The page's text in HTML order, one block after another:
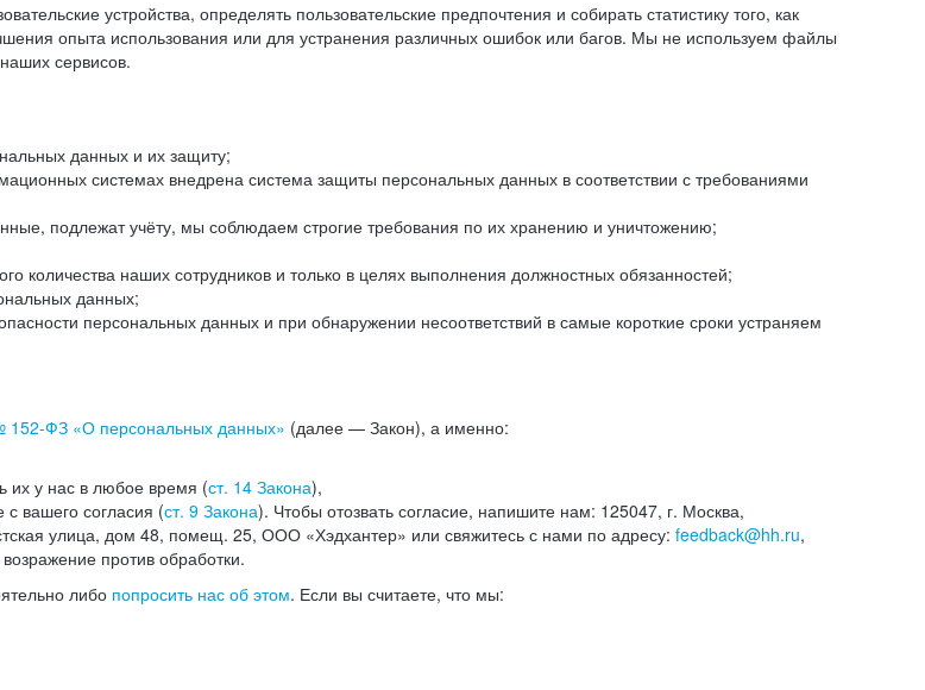
устройства, определять пользовательские предпочтения и собирать статистику того, как
опыта использования или для устранения различных ошибок или багов. Мы не используем файлы
сервисов.
данных и их защиту;
системах внедрена система защиты персональных данных в соответствии с требованиями
подлежат учёту, мы соблюдаем строгие требования по их хранению и уничтожению;
количества наших сотрудников и только в целях выполнения должностных обязанностей;
данных;
персональных данных и при обнаружении несоответствий в самые короткие сроки устраняем
152-ФЗ «О персональных данных» (далее — Закон), а именно:
их у нас в любое время (ст. 14 Закона),
вашего согласия (ст. 9 Закона). Чтобы отозвать согласие, напишите нам: 125047, г. Москва,
улица, дом 48, помещ. 25, ООО «Хэдхантер» или свяжитесь с нами по адресу: feedback@hh.ru,
против обработки.
либо попросить нас об этом. Если вы считаете, что мы: